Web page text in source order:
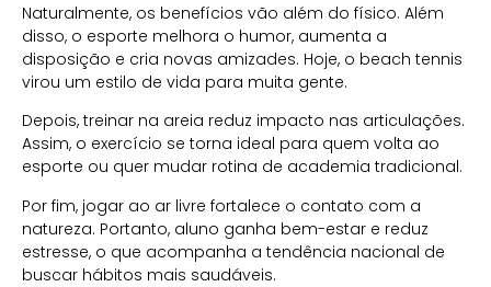
Naturalmente, os benefícios vão além do físico. Além
disso, o esporte melhora o humor, aumenta a
disposição e cria novas amizades. Hoje, o beach tennis
virou um estilo de vida para muita gente.
Depois, treinar na areia reduz impacto nas articulações.
Assim, o exercício se torna ideal para quem volta ao
esporte ou quer mudar rotina de academia tradicional.
Por fim, jogar ao ar livre fortalece o contato com a
natureza. Portanto, aluno ganha bem-estar e reduz
estresse, o que acompanha a tendência nacional de
buscar hábitos mais saudáveis.